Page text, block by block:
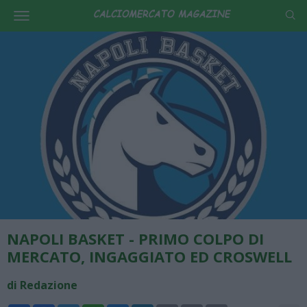
NAPOLI BASKET - PRIMO COLPO DI
MERCATO, INGAGGIATO ED CROSWELL
di Redazione